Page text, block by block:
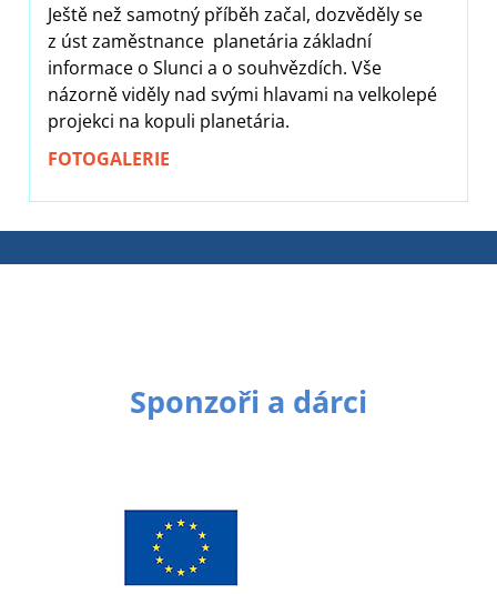
Ještě než samotný příběh začal, dozvěděly se
z úst zaměstnance planetária základní
informace o Slunci a o souhvězdích. Vše
názorně viděly nad svými hlavami na velkolepé
projekci na kopuli planetária.
FOTOGALERIE
Sponzoři a dárci